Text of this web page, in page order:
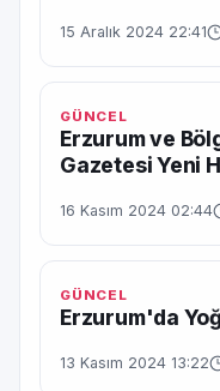
15 Aralık 2024 22:41
GÜNCEL
Erzurum ve
Gazetesi Yeni
16 Kasım 2024 02:44
GÜNCEL
Erzurum'da
13 Kasım 2024 13:22